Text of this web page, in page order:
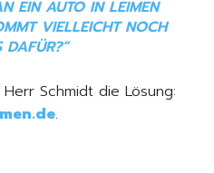
EIN AUTO IN LEIMEN
VIELLEICHT NOCH
DAFÜR?“
Schmidt die Lösung:
.